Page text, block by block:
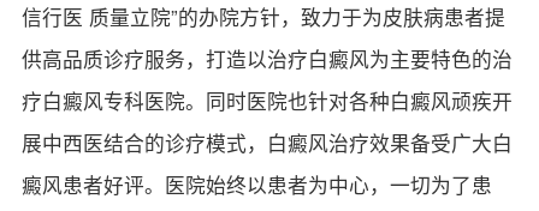
信行医 质量立院”的办院方针，致力于为皮肤病患者提
供高品质诊疗服务，打造以治疗白癜风为主要特色的治
疗白癜风专科医院。同时医院也针对各种白癜风顽疾开
展中西医结合的诊疗模式，白癜风治疗效果备受广大白
癜风患者好评。医院始终以患者为中心，一切为了患